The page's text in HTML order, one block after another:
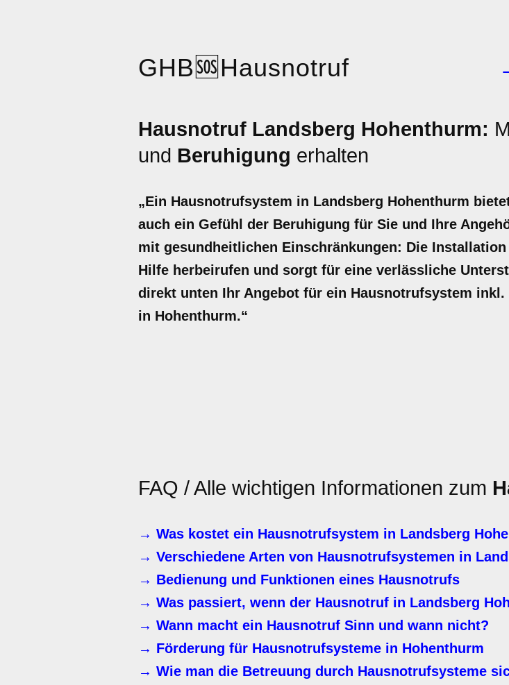
GHB🆘Hausnotruf
Hausnotruf Landsberg Hohenthurm:
und Beruhigung erhalten
„Ein Hausnotrufsystem in Landsberg Hohenthurm
auch ein Gefühl der Beruhigung für Sie und Ihre
mit gesundheitlichen Einschränkungen: Die
Hilfe herbeirufen und sorgt für eine verlässliche
direkt unten Ihr Angebot für ein Hausnotrufsystem
in Hohenthurm.“
FAQ / Alle wichtigen Informationen zum
→ Was kostet ein Hausnotrufsystem in Landsberg
→ Verschiedene Arten von Hausnotrufsystemen in
→ Bedienung und Funktionen eines Hausnotrufs
→ Was passiert, wenn der Hausnotruf in Landsberg
→ Wann macht ein Hausnotruf Sinn und wann nicht?
→ Förderung für Hausnotrufsysteme in Hohenthurm
→ Wie man die Betreuung durch Hausnotrufsysteme